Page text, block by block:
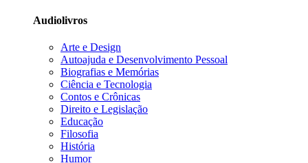
Audiolivros
Arte e Design
Autoajuda e Desenvolvimento Pessoal
Biografias e Memórias
Ciência e Tecnologia
Contos e Crônicas
Direito e Legislação
Educação
Filosofia
História
Humor